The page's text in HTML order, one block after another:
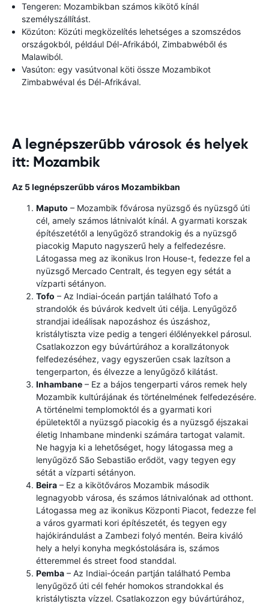
Tengeren: Mozambikban számos kikötő kínál
személyszállítást.
Közúton: Közúti megközelítés lehetséges a szomszédos
országokból, például Dél-Afrikából, Zimbabwéből és
Malawiból.
Vasúton: egy vasútvonal köti össze Mozambikot
Zimbabwéval és Dél-Afrikával.
A legnépszerűbb városok és helyek
itt: Mozambik
Az 5 legnépszerűbb város Mozambikban
Maputo – Mozambik fővárosa nyüzsgő és nyüzsgő úti
cél, amely számos látnivalót kínál. A gyarmati korszak
építészetétől a lenyűgöző strandokig és a nyüzsgő
piacokig Maputo nagyszerű hely a felfedezésre.
Látogassa meg az ikonikus Iron House-t, fedezze fel a
nyüzsgő Mercado Centralt, és tegyen egy sétát a
vízparti sétányon.
Tofo – Az Indiai-óceán partján található Tofo a
strandolók és búvárok kedvelt úti célja. Lenyűgöző
strandjai ideálisak napozáshoz és úszáshoz,
kristálytiszta vize pedig a tengeri élőlényekkel párosul.
Csatlakozzon egy búvártúrához a korallzátonyok
felfedezéséhez, vagy egyszerűen csak lazítson a
tengerparton, és élvezze a lenyűgöző kilátást.
Inhambane – Ez a bájos tengerparti város remek hely
Mozambik kultúrájának és történelmének felfedezésére.
A történelmi templomoktól és a gyarmati kori
épületektől a nyüzsgő piacokig és a nyüzsgő éjszakai
életig Inhambane mindenki számára tartogat valamit.
Ne hagyja ki a lehetőséget, hogy látogassa meg a
lenyűgöző São Sebastião erődöt, vagy tegyen egy
sétát a vízparti sétányon.
Beira – Ez a kikötőváros Mozambik második
legnagyobb városa, és számos látnivalónak ad otthont.
Látogassa meg az ikonikus Központi Piacot, fedezze fel
a város gyarmati kori építészetét, és tegyen egy
hajókirándulást a Zambezi folyó mentén. Beira kiváló
hely a helyi konyha megkóstolására is, számos
étteremmel és street food standdal.
Pemba – Az Indiai-óceán partján található Pemba
lenyűgöző úti cél fehér homokos strandokkal és
kristálytiszta vízzel. Csatlakozzon egy búvártúrához,